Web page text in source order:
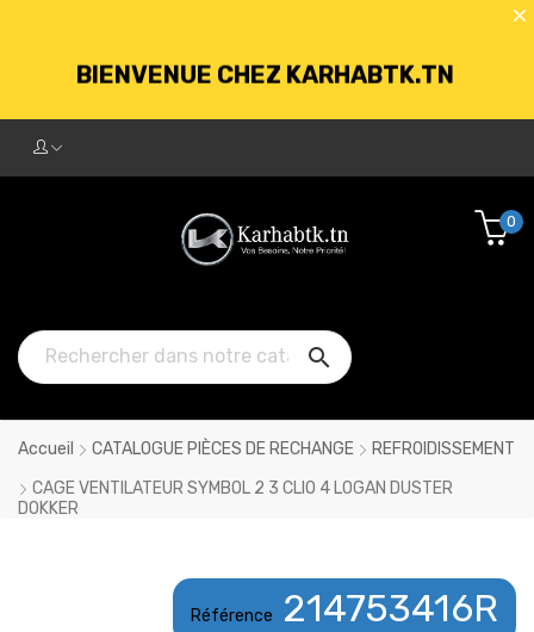
250DT D'ACHATS

0
Accueil CATALOGUE PIÈCES DE RECHANGE
REFROIDISSEMENT
CAGE VENTILATEUR SYMBOL 2 3 CLIO 4 LOGAN DUSTER
DOKKER
Référence 214753416R